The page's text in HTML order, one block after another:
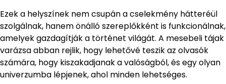
Ezek a helyszínek nem csupán a cselekmény hátteréül
szolgálnak, hanem önálló szereplőkként is funkcionálnak,
amelyek gazdagítják a történet világát. A mesebeli tájak
varázsa abban rejlik, hogy lehetővé teszik az olvasók
számára, hogy kiszakadjanak a valóságból, és egy olyan
univerzumba lépjenek, ahol minden lehetséges.